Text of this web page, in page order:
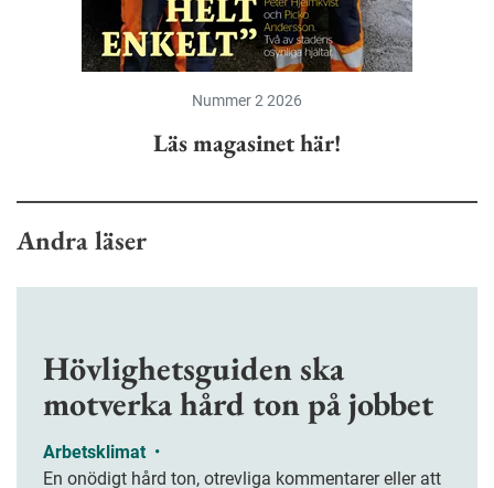
Nummer 2 2026
Läs magasinet här!
Andra läser
Hövlighetsguiden ska
motverka hård ton på jobbet
Arbetsklimat •
En onödigt hård ton, otrevliga kommentarer eller att